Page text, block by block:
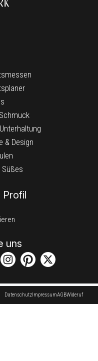
& Design
Profil
uns
DatenschutzImpressumAGBWideruf